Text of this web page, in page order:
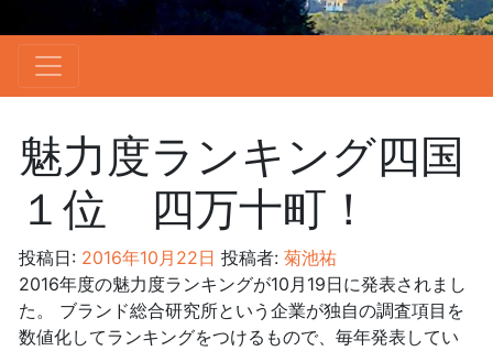
魅力度ランキング四国
１位 四万十町！
投稿日: 2016年10月22日 投稿者: 菊池祐
2016年度の魅力度ランキングが10月19日に発表されまし
た。 ブランド総合研究所という企業が独自の調査項目を
数値化してランキングをつけるもので、毎年発表してい